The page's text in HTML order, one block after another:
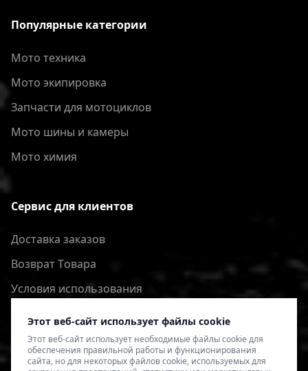
Этот веб-сайт использует файлы cookie
Этот веб-сайт использует необходимые файлы cookie для
обеспечения правильной работы и функционирования
сайта, но для некоторых файлов cookie, используемых для
Популярные категории
Мото техника
Мото экипировка
Запчасти для мотоциклов
Мото шины и камеры
Мото химия
Сервис для клиентов
Доставка заказов
Bозврат Tовара
Условия использования
Политика конфиденциальности